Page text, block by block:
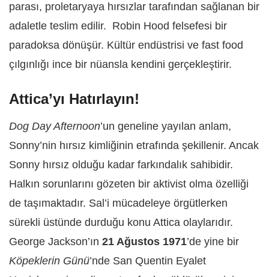
parası, proletaryaya hırsızlar tarafından sağlanan bir
adaletle teslim edilir. Robin Hood felsefesi bir
paradoksa dönüşür. Kültür endüstrisi ve fast food
çılgınlığı ince bir nüansla kendini gerçekleştirir.
Attica’yı Hatırlayın!
Dog Day Afternoon’un geneline yayılan anlam,
Sonny’nin hırsız kimliğinin etrafında şekillenir. Ancak
Sonny hırsız olduğu kadar farkındalık sahibidir.
Halkın sorunlarını gözeten bir aktivist olma özelliği
de taşımaktadır. Sal’i mücadeleye örgütlerken
sürekli üstünde durduğu konu Attica olaylarıdır.
George Jackson’ın 21 Ağustos 1971’de yine bir
Köpeklerin Günü’nde San Quentin Eyalet